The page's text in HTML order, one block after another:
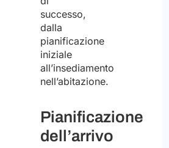
successo,
dalla
pianificazione
iniziale
all’insediamento
nell’abitazione.
Pianificazione
dell’arrivo